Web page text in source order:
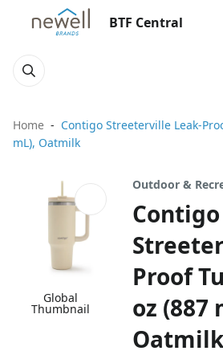
BTF Central
Home
Contigo Streeterville Leak-
mL), Oatmilk
Global
Thumbnail
Outdoor &
Contigo
Proof
oz (887
Oatmilk